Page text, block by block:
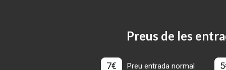
Preus de les
7€ Preu entrada normal